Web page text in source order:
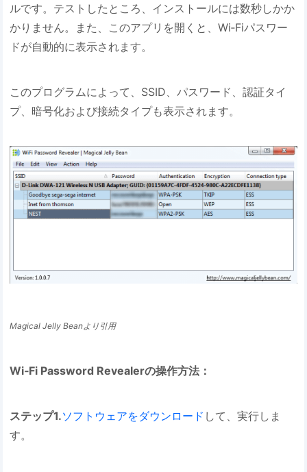
ルです。テストしたところ、インストールには数秒しかか
かりません。また、このアプリを開くと、Wi‐Fiパスワー
ドが自動的に表示されます。
このプログラムによって、SSID、パスワード、認証タイ
プ、暗号化および接続タイプも表示されます。
Magical Jelly Beanより引用
Wi‐Fi Password Revealerの操作方法：
ステップ1.ソフトウェアをダウンロード して、実行しま
す。